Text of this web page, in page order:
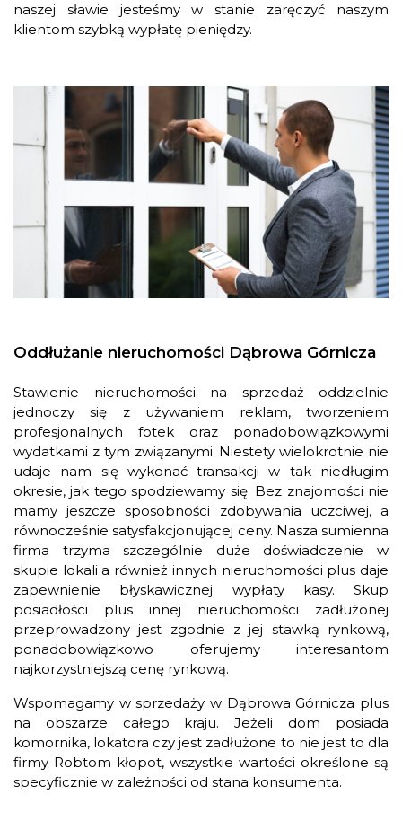
naszej sławie jesteśmy w stanie zaręczyć naszym
klientom szybką wypłatę pieniędzy.
Oddłużanie nieruchomości Dąbrowa Górnicza
Stawienie nieruchomości na sprzedaż oddzielnie
jednoczy się z używaniem reklam, tworzeniem
profesjonalnych fotek oraz ponadobowiązkowymi
wydatkami z tym związanymi. Niestety wielokrotnie nie
udaje nam się wykonać transakcji w tak niedługim
okresie, jak tego spodziewamy się. Bez znajomości nie
mamy jeszcze sposobności zdobywania uczciwej, a
równocześnie satysfakcjonującej ceny. Nasza sumienna
firma trzyma szczególnie duże doświadczenie w
skupie lokali a również innych nieruchomości plus daje
zapewnienie błyskawicznej wypłaty kasy. Skup
posiadłości plus innej nieruchomości zadłużonej
przeprowadzony jest zgodnie z jej stawką rynkową,
ponadobowiązkowo oferujemy interesantom
najkorzystniejszą cenę rynkową.
Wspomagamy w sprzedaży w Dąbrowa Górnicza plus
na obszarze całego kraju. Jeżeli dom posiada
komornika, lokatora czy jest zadłużone to nie jest to dla
firmy Robtom kłopot, wszystkie wartości określone są
specyficznie w zależności od stana konsumenta.